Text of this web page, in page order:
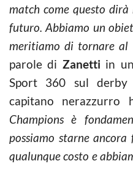
match come questo
futuro. Abbiamo un
meritiamo di tornare al
parole di Zanetti in
Sport 360 sul
capitano nerazzurro
Champions è
possiamo starne
qualunque costo e